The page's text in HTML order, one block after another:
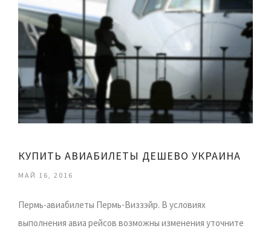
КУПИТЬ АВИАБИЛЕТЫ ДЕШЕВО УКРАИНА
МАЙ 16, 2016
Пермь-авиабилеты Пермь-Виззэйр. В условиях
выполнения авиа рейсов возможны изменения уточните